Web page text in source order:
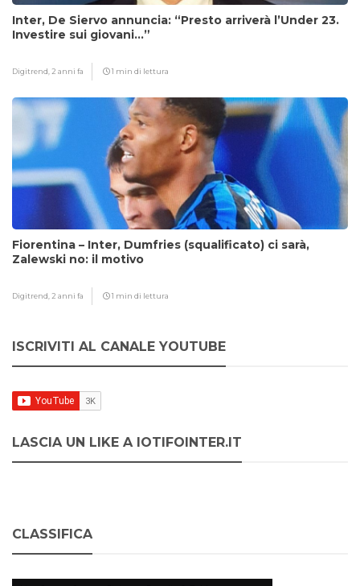
Inter, De Siervo annuncia: “Presto arriverà l’Under 23.
Investire sui giovani…”
Digitrend, 2 anni fa 1 min di lettura
Fiorentina – Inter, Dumfries (squalificato) ci sarà,
Zalewski no: il motivo
Digitrend, 2 anni fa 1 min di lettura
ISCRIVITI AL CANALE YOUTUBE
LASCIA UN LIKE A IOTIFOINTER.IT
CLASSIFICA